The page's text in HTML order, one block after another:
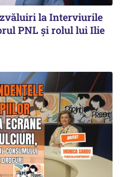
la Interviurile
PNL și rolul lui Ilie